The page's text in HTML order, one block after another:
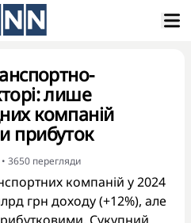
лише
компаній
прибуток
• 3650 перегляди
компаній у 2024
грн доходу (+12%), але